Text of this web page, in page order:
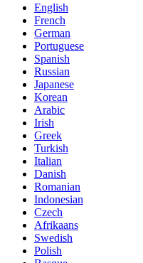
English
French
German
Portuguese
Spanish
Russian
Japanese
Korean
Arabic
Irish
Greek
Turkish
Italian
Danish
Romanian
Indonesian
Czech
Afrikaans
Swedish
Polish